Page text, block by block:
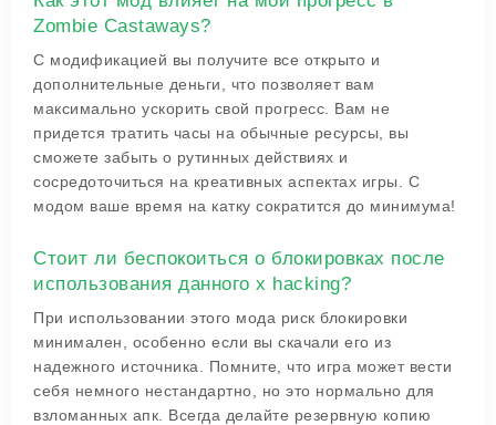
Zombie Castaways?
С модификацией вы получите все открыто и
дополнительные деньги, что позволяет вам
максимально ускорить свой прогресс. Вам не
придется тратить часы на обычные ресурсы, вы
сможете забыть о рутинных действиях и
сосредоточиться на креативных аспектах игры. С
модом ваше время на катку сократится до минимума!
Стоит ли беспокоиться о блокировках после
использования данного х hacking?
При использовании этого мода риск блокировки
минимален, особенно если вы скачали его из
надежного источника. Помните, что игра может вести
себя немного нестандартно, но это нормально для
взломанных апк. Всегда делайте резервную копию